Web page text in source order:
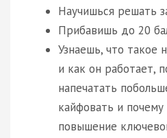
Научишься решать
Прибавишь до 20
Узнаешь, что такое
и как он работает,
напечатать
кайфовать и почему
повышение